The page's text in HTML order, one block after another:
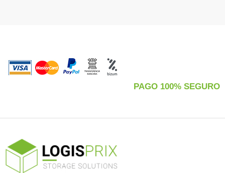
PAGO 100% SEGURO